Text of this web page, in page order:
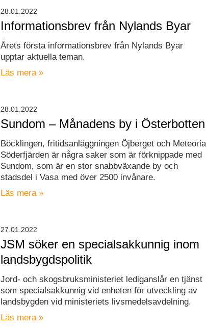
Informationsbrev från Nylands Byar
Årets första informationsbrev från Nylands Byar
upptar aktuella teman.
Läs mera »
28.01.2022
Sundom – Månadens by i Österbotten
Böcklingen, fritidsanläggningen Öjberget och Meteoria
Söderfjärden är några saker som är förknippade med
Sundom, som är en stor snabbväxande by och
stadsdel i Vasa med över 2500 invånare.
Läs mera »
28.01.2022
JSM söker en specialsakkunnig inom
landsbygdspolitik
Jord- och skogsbruksministeriet lediganslår en tjänst
som specialsakkunnig vid enheten för utveckling av
landsbygden vid ministeriets livsmedelsavdelning.
Läs mera »
27.01.2022